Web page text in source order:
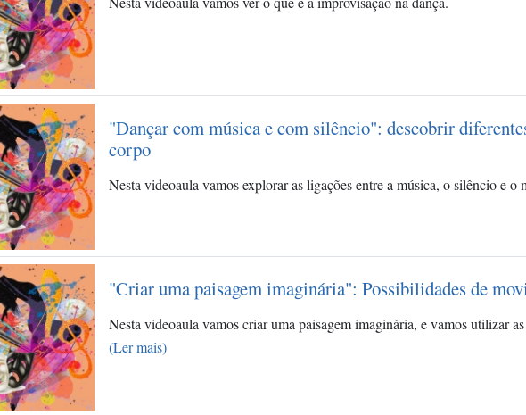
"Dançar com música e com silêncio": descobrir
corpo
Nesta videoaula vamos explorar as ligações entre a música, o silêncio e
"Criar uma paisagem imaginária": Possibilidades de
Nesta videoaula vamos criar uma paisagem imaginária, e vamos utilizar
(Ler mais)